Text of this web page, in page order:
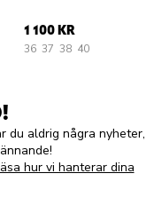
1 100 KR
36 37 38 40
du aldrig några nyheter,
hur vi hanterar dina